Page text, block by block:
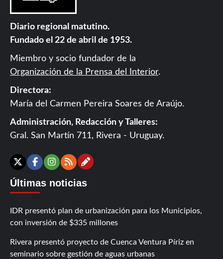
Diario regional matutino.
Fundado el 22 de abril de 1953.
Miembro y socio fundador de la
Organización de la Prensa del Interior.
Directora:
María del Carmen Pereira Soares de Araújo.
Administración, Redacción y Talleres:
Gral. San Martín 711, Rivera - Uruguay.
X Facebook
Instagram
RSSContáctanos
Últimas noticias
IDR presentó plan de urbanización para los Municipios,
con inversión de $335 millones
Rivera presentó proyecto de Cuenca Ventura Píriz en
seminario sobre gestión de aguas urbanas